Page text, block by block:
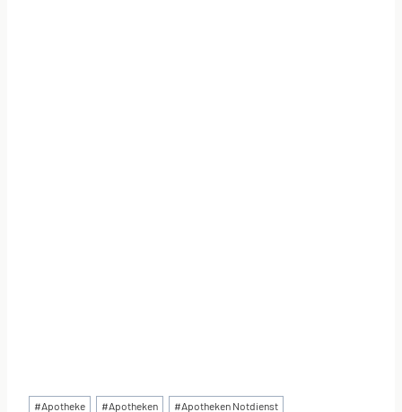
Schlagworte:
#Apotheke #Apotheken #Apotheken Notdienst